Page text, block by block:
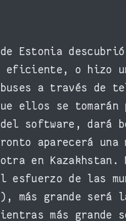
Estonia
eficiente, o hizo
a través de
ellos se tomarán
software, dará
aparecerá una
en Kazakhstan.
esfuerzo de las
más grande será
más grande